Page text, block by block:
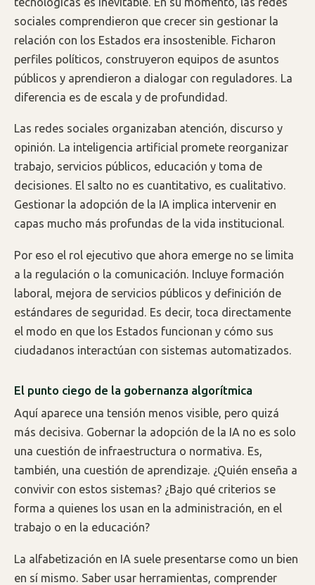
sociales comprendieron que crecer sin gestionar la
relación con los Estados era insostenible. Ficharon
perfiles políticos, construyeron equipos de asuntos
públicos y aprendieron a dialogar con reguladores. La
diferencia es de escala y de profundidad.
Las redes sociales organizaban atención, discurso y
opinión. La inteligencia artificial promete reorganizar
trabajo, servicios públicos, educación y toma de
decisiones. El salto no es cuantitativo, es cualitativo.
Gestionar la adopción de la IA implica intervenir en
capas mucho más profundas de la vida institucional.
Por eso el rol ejecutivo que ahora emerge no se limita
a la regulación o la comunicación. Incluye formación
laboral, mejora de servicios públicos y definición de
estándares de seguridad. Es decir, toca directamente
el modo en que los Estados funcionan y cómo sus
ciudadanos interactúan con sistemas automatizados.
El punto ciego de la gobernanza algorítmica
Aquí aparece una tensión menos visible, pero quizá
más decisiva. Gobernar la adopción de la IA no es solo
una cuestión de infraestructura o normativa. Es,
también, una cuestión de aprendizaje. ¿Quién enseña a
convivir con estos sistemas? ¿Bajo qué criterios se
forma a quienes los usan en la administración, en el
trabajo o en la educación?
La alfabetización en IA suele presentarse como un bien
en sí mismo. Saber usar herramientas, comprender